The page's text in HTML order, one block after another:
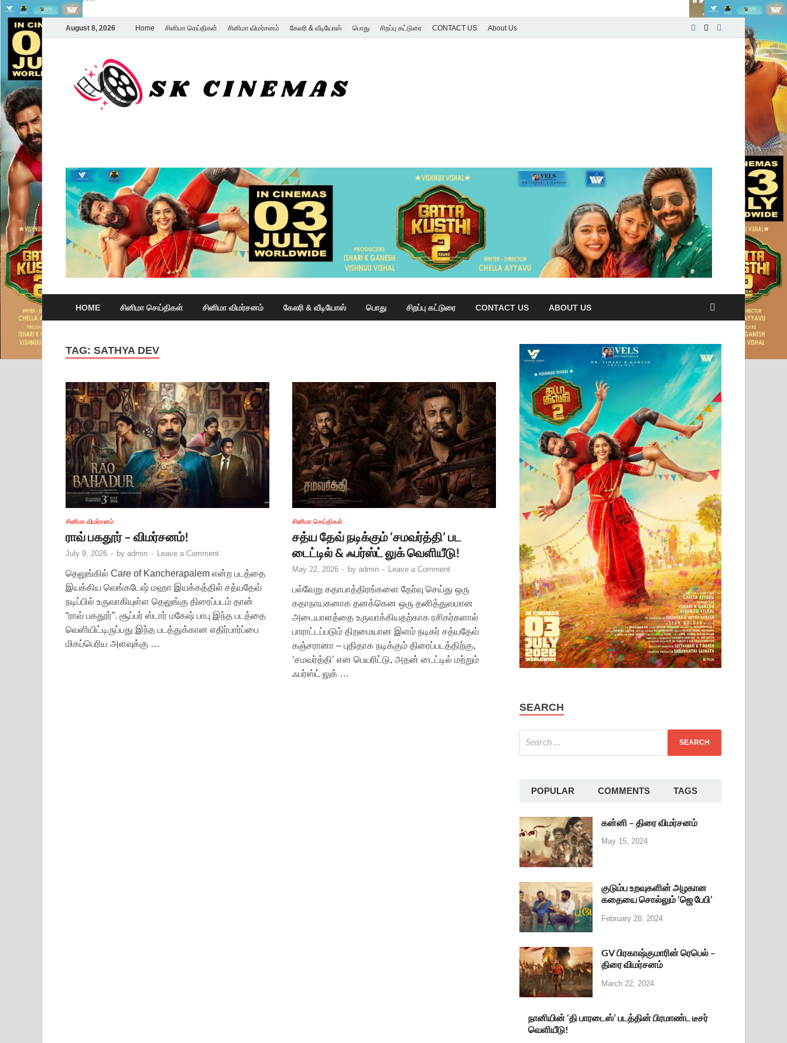
August 8, 2026 Home சினிமா செய்திகள் சினிமா விமர்சனம் கேலரி & வீடியோஸ் பொது சிறப்பு கட்டுரை CONTACT US About Us
HOME சினிமா செய்திகள் சினிமா விமர்சனம் கேலரி & வீடியோஸ் பொது சிறப்பு கட்டுரை CONTACT US ABOUT US
TAG: SATHYA DEV
சினிமா விமர்சனம்
ராவ் பகதூர் – விமர்சனம்!
July 9, 2026 - by admin - Leave a Comment
தெலுங்கில் Care of Kancherapalem என்ற படத்தை
இயக்கிய வெங்கடேஷ் மஹா இயக்கத்தில் சத்யதேவ்
நடிப்பில் உருவாகியுள்ள தெலுங்கு திரைப்படம் தான்
“ராவ் பகதூர்”. சூப்பர் ஸ்டார் மகேஷ் பாபு இந்த படத்தை
வெளியிட்டிருப்பது இந்த படத்துக்கான எதிர்பார்ப்பை
மிகப்பெரிய அளவுக்கு …
சினிமா செய்திகள்
சத்ய தேவ் நடிக்கும் ‘சமவர்த்தி’ பட
டைட்டில் & ஃபர்ஸ்ட் லுக் வெளியீடு!
May 22, 2026 - by admin - Leave a Comment
பல்வேறு கதாபாத்திரங்களை தேர்வு செய்து ஒரு
கதாநாயகனாக தனக்கென ஒரு தனித்துவமான
அடையாளத்தை உருவாக்கியதற்காக ரசிகர்களால்
பாராட்டப்படும் திறமையான இளம் நடிகர் சத்யதேவ்
கஞ்சரானா – புதிதாக நடிக்கும் திரைப்படத்திற்கு,
‘சமவர்த்தி’ என பெயரிட்டு, அதன் டைட்டில் மற்றும்
ஃபர்ஸ்ட் லுக் …
SEARCH
POPULAR COMMENTS TAGS
கன்னி – திரை விமர்சனம்
May 15, 2024
குடும்ப உறவுகளின் அழகான
கதையை சொல்லும் ‘ஜெ பேபி’
February 28, 2024
GV பிரகாஷ்குமாரின் ரெபெல் –
திரை விமர்சனம்
March 22, 2024
நானியின் ‘தி பாரடைஸ்’ படத்தின் பிரமாண்ட டீசர்
வெளியீடு!